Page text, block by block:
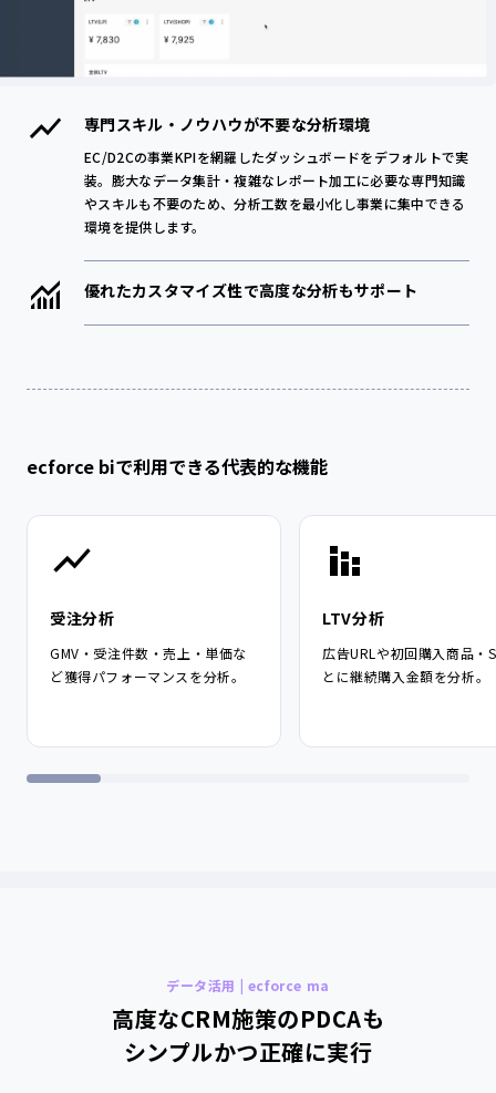
専門スキル・ノウハウが不要な分析環境
EC/D2Cの事業KPIを網羅したダッシュボードをデフォルトで実
装。膨大なデータ集計・複雑なレポート加工に必要な専門知識
やスキルも不要のため、分析工数を最小化し事業に集中できる
環境を提供します。
優れたカスタマイズ性で高度な分析もサポート
ecforce biで利用できる代表的な機能
受注分析
GMV・受注件数・売上・単価な
ど獲得パフォーマンスを分析。
LTV分析
広告URLや初回購入商品・
とに継続購入金額を分析。
データ活用 | ecforce ma
高度なCRM施策のPDCAも
シンプルかつ正確に実行